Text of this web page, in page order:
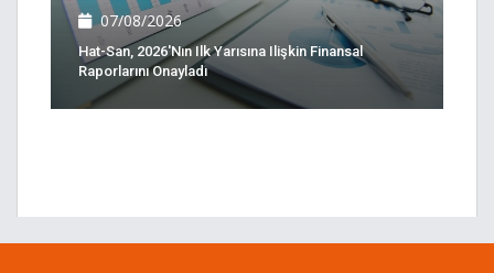
07/08/2026
Hat-San, 2026'nın Ilk Yarısına Ilişkin Finansal
Raporlarını Onayladı